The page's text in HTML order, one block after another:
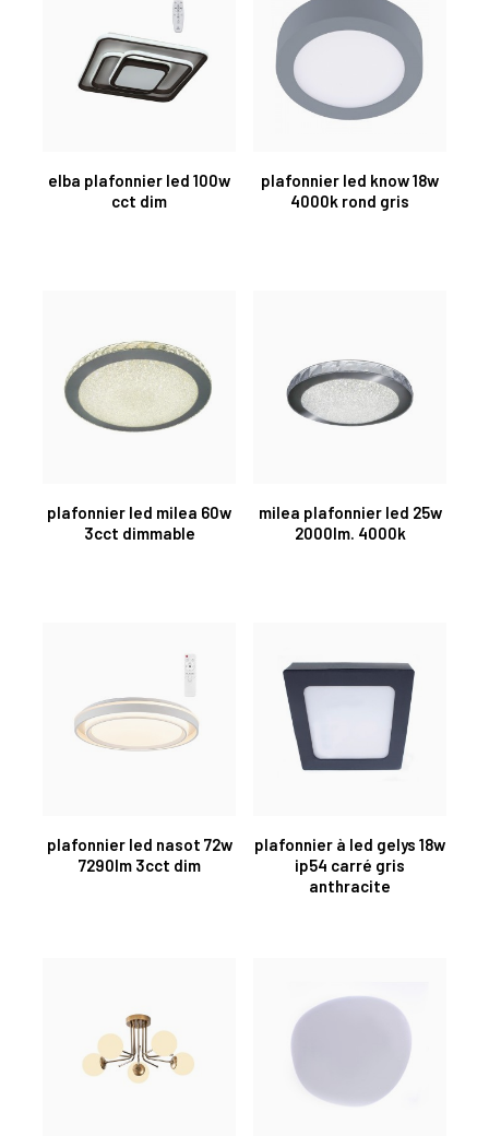
elba plafonnier led 100w
cct dim
plafonnier led know 18w
4000k rond gris
plafonnier led milea 60w
3cct dimmable
milea plafonnier led 25w
2000lm. 4000k
plafonnier led nasot 72w
7290lm 3cct dim
plafonnier à led gelys 18w
ip54 carré gris
anthracite